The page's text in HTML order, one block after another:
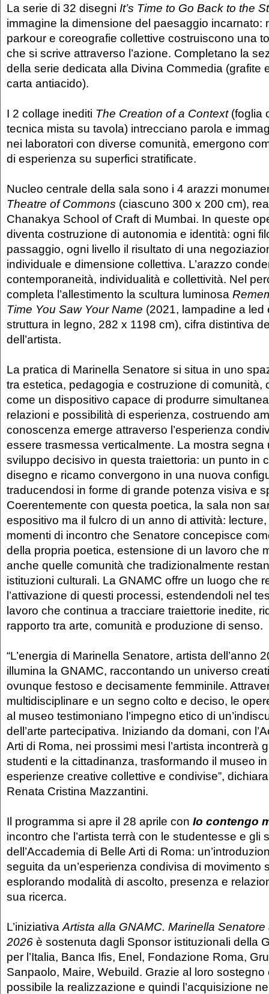
La serie di 32 disegni It’s Time to Go Back to the
immagine la dimensione del paesaggio incarnato:
parkour e coreografie collettive costruiscono una
che si scrive attraverso l’azione. Completano la
della serie dedicata alla Divina Commedia (grafite
carta antiacido).
I 2 collage inediti The Creation of a Context(foglia
tecnica mista su tavola) intrecciano parola e
nei laboratori con diverse comunità, emergono
di esperienza su superfici stratificate.
Nucleo centrale della sala sono i 4 arazzi
Theatre of Commons (ciascuno 300 x 200 cm),
Chanakya School of Craft di Mumbai. In queste
diventa costruzione di autonomia e identità: ogni
passaggio, ogni livello il risultato di una
individuale e dimensione collettiva. L’arazzo
contemporaneità, individualità e collettività. Nel
completa l’allestimento la scultura luminosa
Time You Saw Your Name (2021, lampadine a led
struttura in legno, 282 x 1198 cm), cifra distintiva
dell’artista.
La pratica di Marinella Senatore si situa in uno
tra estetica, pedagogia e costruzione di comunità,
come un dispositivo capace di produrre
relazioni e possibilità di esperienza, costruendo
conoscenza emerge attraverso l’esperienza
essere trasmessa verticalmente. La mostra segna
sviluppo decisivo in questa traiettoria: un punto in
disegno e ricamo convergono in una nuova
traducendosi in forme di grande potenza visiva e
Coerentemente con questa poetica, la sala non
espositivo ma il fulcro di un anno di attività:
momenti di incontro che Senatore concepisce
della propria poetica, estensione di un lavoro che
anche quelle comunità che tradizionalmente
istituzioni culturali. La GNAMC offre un luogo che
l’attivazione di questi processi, estendendoli nel
lavoro che continua a tracciare traiettorie inedite,
rapporto tra arte, comunità e produzione di senso.
“L’energia di Marinella Senatore, artista dell’anno
illumina la GNAMC, raccontando un universo
ovunque festoso e decisamente femminile.
multidisciplinare e un segno colto e deciso, le
al museo testimoniano l’impegno etico di
dell’arte partecipativa. Iniziando da domani, con
Arti di Roma, nei prossimi mesi l’artista incontrerà
studenti e la cittadinanza, trasformando il museo
esperienze creative collettive e condivise”,
Renata Cristina Mazzantini.
Il programma si apre il 28 aprile con Io contengo
incontro che l’artista terrà con le studentesse e gli
dell’Accademia di Belle Arti di Roma:
seguita da un’esperienza condivisa di movimento
esplorando modalità di ascolto, presenza e
sua ricerca.
L’iniziativa Artista alla GNAMC. Marinella Senatore
2026 è sostenuta dagli Sponsor istituzionali della
per l’Italia, Banca Ifis, Enel, Fondazione Roma,
Sanpaolo, Maire, Webuild. Grazie al loro sostegno
possibile la realizzazione e quindi l’acquisizione